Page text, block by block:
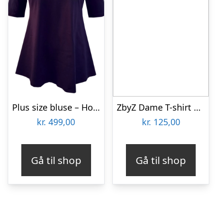
Plus size bluse – Hoshi Purple
kr. 499,00
Gå til shop
ZbyZ Dame T-shirt Plus Size – Navy – 50/52
kr. 125,00
Gå til shop